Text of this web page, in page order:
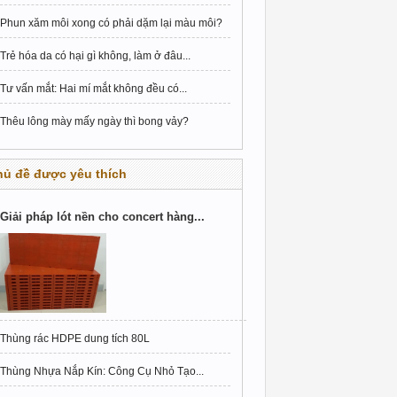
Phun xăm môi xong có phải dặm lại màu môi?
Trẻ hóa da có hại gì không, làm ở đâu...
Tư vấn mắt: Hai mí mắt không đều có...
Thêu lông mày mấy ngày thì bong vảy?
đề được yêu thích
Giải pháp lót nền cho concert hàng...
Thùng rác HDPE dung tích 80L
Thùng Nhựa Nắp Kín: Công Cụ Nhỏ Tạo...